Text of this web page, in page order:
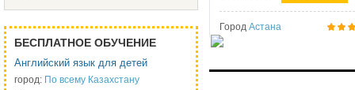
БЕСПЛАТНОЕ ОБУЧЕНИЕ
Английский язык для детей
город: По всему Казахстану
Город Астана